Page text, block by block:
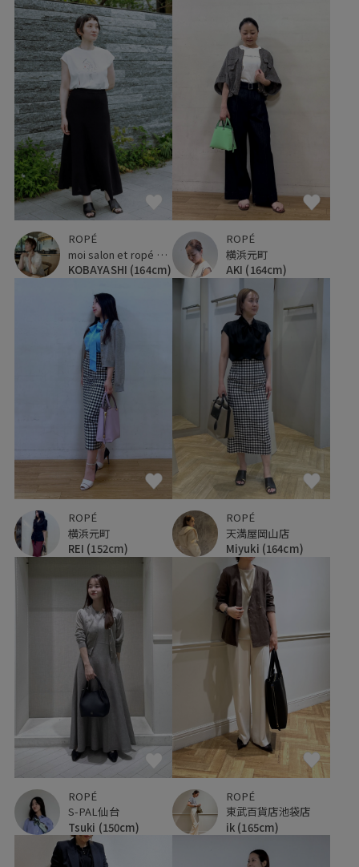
ROPÉ
moi salon et ropé 横浜高島屋
KOBAYASHI (164cm)
ROPÉ
横浜元町
AKI (164cm)
ROPÉ
横浜元町
REI (152cm)
ROPÉ
天満屋岡山店
Miyuki (164cm)
ROPÉ
S-PAL仙台
Tsuki (150cm)
ROPÉ
東武百貨店池袋店
ik (165cm)